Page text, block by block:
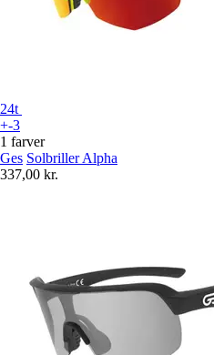
24t
+-3
1 farver
Ges Solbriller Alpha
337,00 kr.